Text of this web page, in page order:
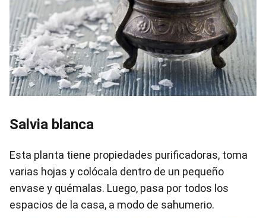
Salvia blanca
Esta planta tiene propiedades purificadoras, toma
varias hojas y colócala dentro de un pequeño
envase y quémalas. Luego, pasa por todos los
espacios de la casa, a modo de sahumerio.